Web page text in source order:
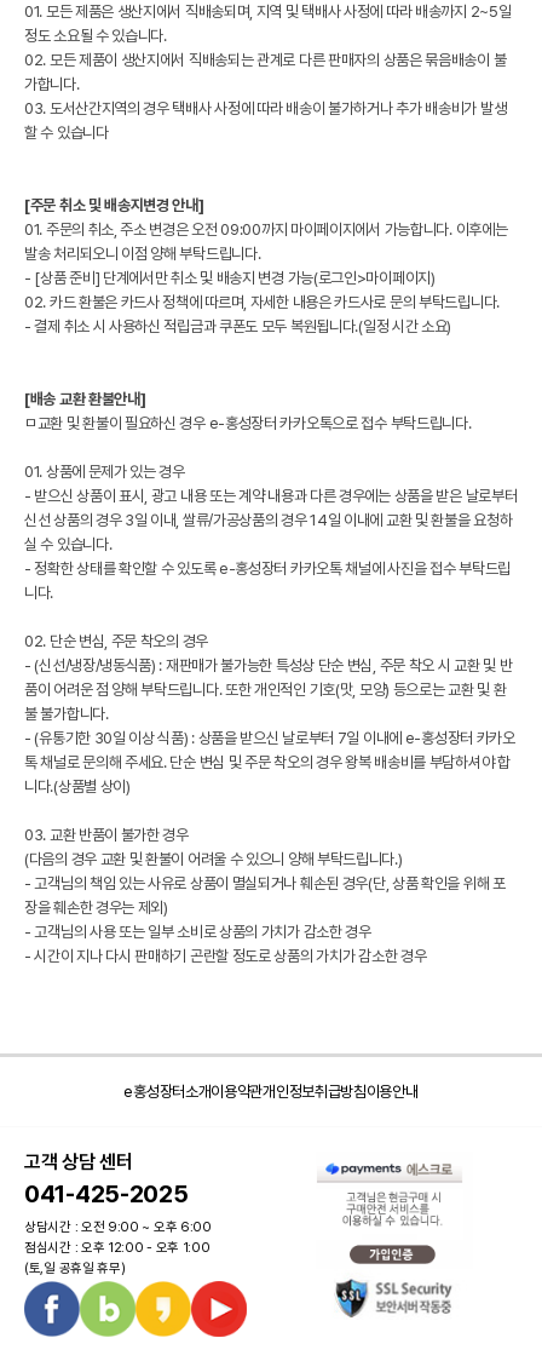
01. 모든 제품은 생산지에서 직배송되며, 지역 및 택배사 사정에 따라 배송까지 2~5일
정도 소요될 수 있습니다.
02. 모든 제품이 생산지에서 직배송되는 관계로 다른 판매자의 상품은 묶음배송이 불
가합니다.
03. 도서산간지역의 경우 택배사 사정에 따라 배송이 불가하거나 추가 배송비가 발생
할 수 있습니다
[주문 취소 및 배송지변경 안내]
01. 주문의 취소, 주소 변경은 오전 09:00까지 마이페이지에서 가능합니다. 이후에는
발송 처리되오니 이점 양해 부탁드립니다.
- [상품 준비] 단계에서만 취소 및 배송지 변경 가능(로그인>마이페이지)
02. 카드 환불은 카드사 정책에 따르며, 자세한 내용은 카드사로 문의 부탁드립니다.
- 결제 취소 시 사용하신 적립금과 쿠폰도 모두 복원됩니다.(일정 시간 소요)
[배송 교환 환불안내]
ㅁ교환 및 환불이 필요하신 경우 e-홍성장터 카카오톡으로 접수 부탁드립니다.
01. 상품에 문제가 있는 경우
- 받으신 상품이 표시, 광고 내용 또는 계약 내용과 다른 경우에는 상품을 받은 날로부터
신선 상품의 경우 3일 이내, 쌀류/가공상품의 경우 14일 이내에 교환 및 환불을 요청하
실 수 있습니다.
- 정확한 상태를 확인할 수 있도록 e-홍성장터 카카오톡 채널에 사진을 접수 부탁드립
니다.
02. 단순 변심, 주문 착오의 경우
- (신선/냉장/냉동식품) : 재판매가 불가능한 특성상 단순 변심, 주문 착오 시 교환 및 반
품이 어려운 점 양해 부탁드립니다. 또한 개인적인 기호(맛, 모양) 등으로는 교환 및 환
불 불가합니다.
- (유통기한 30일 이상 식품) : 상품을 받으신 날로부터 7일 이내에 e-홍성장터 카카오
톡 채널로 문의해 주세요. 단순 변심 및 주문 착오의 경우 왕복 배송비를 부담하셔야 합
니다.(상품별 상이)
03. 교환 반품이 불가한 경우
(다음의 경우 교환 및 환불이 어려울 수 있으니 양해 부탁드립니다.)
- 고객님의 책임 있는 사유로 상품이 멸실되거나 훼손된 경우(단, 상품 확인을 위해 포
장을 훼손한 경우는 제외)
- 고객님의 사용 또는 일부 소비로 상품의 가치가 감소한 경우
- 시간이 지나 다시 판매하기 곤란할 정도로 상품의 가치가 감소한 경우
e홍성장터소개이용약관개인정보취급방침이용안내
고객 상담 센터
041-425-2025
상담시간 : 오전 9:00 ~ 오후 6:00
점심시간 : 오후 12:00 - 오후 1:00
(토,일 공휴일 휴무)